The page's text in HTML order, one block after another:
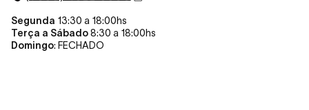
Segunda 13:30 a 18:00hs
Terça a Sábado8:30 a 18:00hs
Domingo: FECHADO